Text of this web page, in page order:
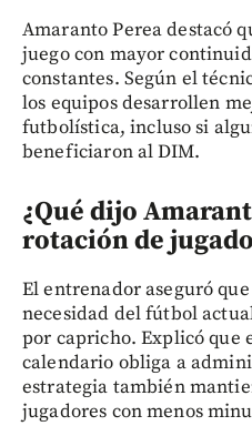
Amaranto Perea destacó
juego con mayor
constantes. Según el
los equipos desarrollen
futbolística, incluso si
beneficiaron al DIM.
¿Qué dijo
rotación de
El entrenador aseguró
necesidad del fútbol
por capricho. Explicó que
calendario obliga a
estrategia también
jugadores con menos